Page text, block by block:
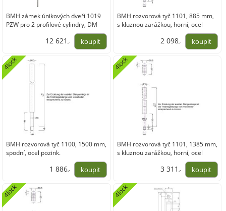
BMH zámek únikových dveří 1019
PZW pro 2 profilové cylindry, DM
12 621,-
BMH rozvorová tyč 1101, 885 mm,
s kluznou zarážkou, horní, ocel
2 098,-
BMH rozvorová tyč 1100, 1500 mm,
spodní, ocel pozink.
4lock
1 886,-
BMH rozvorová tyč 1101, 1385 mm,
s kluznou zarážkou, horní, ocel
4lock
3 311 ,-
4lock 4lock